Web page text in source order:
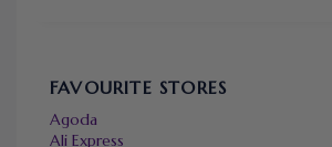
FAVOURITE STORES
Agoda
Ali Express